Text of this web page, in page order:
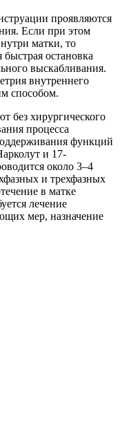
проявляются
Если при этом
матки, то
остановка
выскабливания.
внутреннего
способом.
без хирургического
процесса
функций
и 17-
около 3–4
и трехфазных
в матке
лечение
мер, назначение